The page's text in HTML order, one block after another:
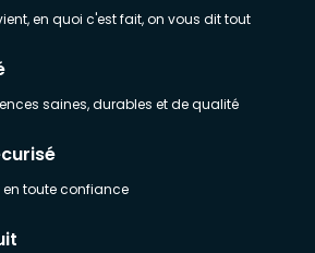
en quoi c'est fait, on vous dit tout
saines, durables et de qualité
toute confiance